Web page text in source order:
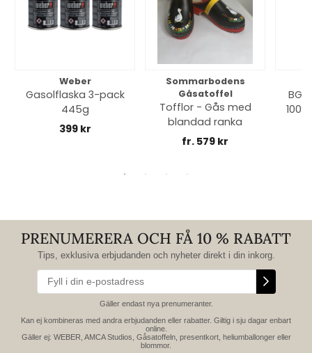
Weber
Gasolflaska 3-pack
445g
399 kr
Sommarbodens
Gåsatoffel
Tofflor - Gås med
blandad ranka
fr. 579 kr
PRENUMERERA OCH FÅ 10 % RABATT
Tips, exklusiva erbjudanden och nyheter direkt i din inkorg.
Gäller endast nya prenumeranter.
Kan ej kombineras med andra erbjudanden eller rabatter. Giltig i sju dagar enbart
online.
Gäller ej: WEBER, AMCA Studios, Gåsatoffeln, presentkort, heliumballonger eller
blommor.